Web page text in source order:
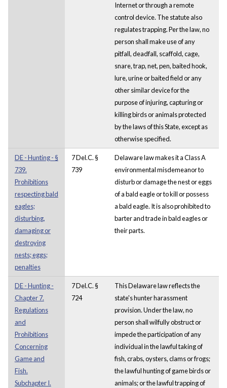
Internet or through a remote
control device. The statute also
regulates trapping. Per the law, no
person shall make use of any
pitfall, deadfall, scaffold, cage,
snare, trap, net, pen, baited hook,
lure, urine or baited field or any
other similar device for the
purpose of injuring, capturing or
killing birds or animals protected
by the laws of this State, except as
otherwise specified.
DE - Hunting - §
739.
Prohibitions
respecting bald
eagles;
disturbing,
damaging or
destroying
nests; eggs;
penalties
7 Del.C. §
739
Delaware law makes it a Class A
environmental misdemeanor to
disturb or damage the nest or eggs
of a bald eagle or to kill or possess
a bald eagle. It is also prohibited to
barter and trade in bald eagles or
their parts.
DE - Hunting -
Chapter 7.
Regulations
and
Prohibitions
Concerning
Game and
Fish.
Subchapter I.
7 Del.C. §
724
This Delaware law reflects the
state's hunter harassment
provision. Under the law, no
person shall wilfully obstruct or
impede the participation of any
individual in the lawful taking of
fish, crabs, oysters, clams or frogs;
the lawful hunting of game birds or
animals; or the lawful trapping of